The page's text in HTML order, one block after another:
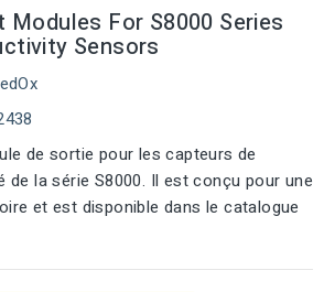
Modules For S8000 Series
Sensors
de sortie pour les capteurs de
la série S8000. Il est conçu pour une
et est disponible dans le catalogue